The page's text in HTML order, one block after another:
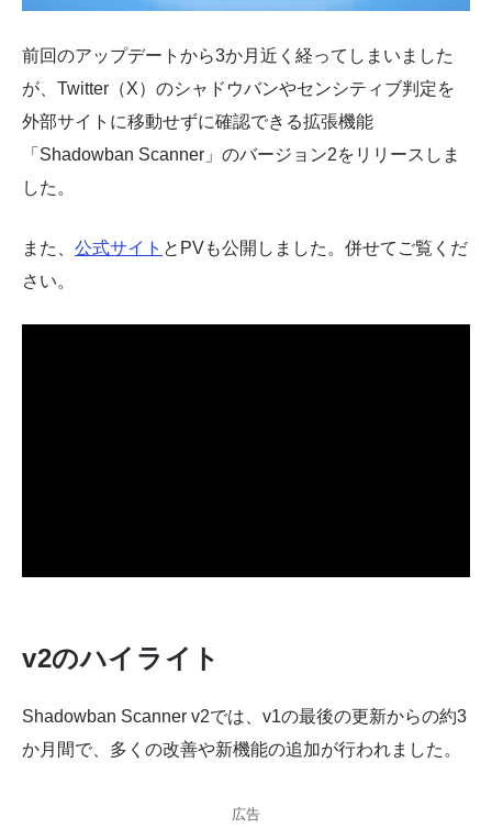
前回のアップデートから3か月近く経ってしまいました
が、Twitter（X）のシャドウバンやセンシティブ判定を
外部サイトに移動せずに確認できる拡張機能
「Shadowban Scanner」のバージョン2をリリースしま
した。
また、 公式サイト とPVも公開しました。併せてご覧くだ
さい。
v2のハイライト
Shadowban Scanner v2では、v1の最後の更新からの約3
か月間で、多くの改善や新機能の追加が行われました。
広告